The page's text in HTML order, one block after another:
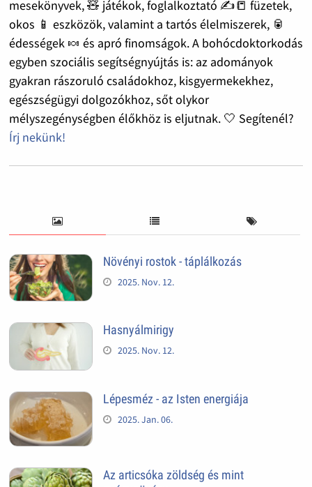
mesekönyvek, 🧸 játékok, foglalkoztató ✍️📒 füzetek,
okos 📱 eszközök, valamint a tartós élelmiszerek, 🥫
édességek 🍬 és apró finomságok. A bohócdoktorkodás
egyben szociális segítségnyújtás is: az adományok
gyakran rászoruló családokhoz, kisgyermekekhez,
egészségügyi dolgozókhoz, sőt olykor
mélyszegénységben élőkhöz is eljutnak. 🤍 Segítenél?
Írj nekünk!
Növényi rostok - táplálkozás
2025. Nov. 12.
Hasnyálmirigy
2025. Nov. 12.
Lépesméz - az Isten energiája
2025. Jan. 06.
Az articsóka zöldség és mint